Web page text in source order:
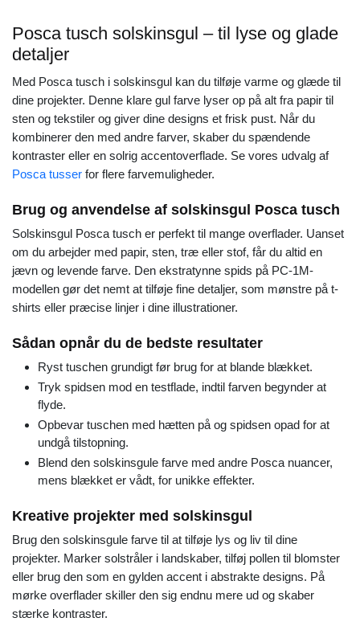
Posca tusch solskinsgul – til lyse og glade
detaljer
Med Posca tusch i solskinsgul kan du tilføje varme og glæde til
dine projekter. Denne klare gul farve lyser op på alt fra papir til
sten og tekstiler og giver dine designs et frisk pust. Når du
kombinerer den med andre farver, skaber du spændende
kontraster eller en solrig accentoverflade. Se vores udvalg af
Posca tusser for flere farvemuligheder.
Brug og anvendelse af solskinsgul Posca tusch
Solskinsgul Posca tusch er perfekt til mange overflader. Uanset
om du arbejder med papir, sten, træ eller stof, får du altid en
jævn og levende farve. Den ekstratynne spids på PC-1M-
modellen gør det nemt at tilføje fine detaljer, som mønstre på t-
shirts eller præcise linjer i dine illustrationer.
Sådan opnår du de bedste resultater
Ryst tuschen grundigt før brug for at blande blækket.
Tryk spidsen mod en testflade, indtil farven begynder at
flyde.
Opbevar tuschen med hætten på og spidsen opad for at
undgå tilstopning.
Blend den solskinsgule farve med andre Posca nuancer,
mens blækket er vådt, for unikke effekter.
Kreative projekter med solskinsgul
Brug den solskinsgule farve til at tilføje lys og liv til dine
projekter. Marker solstråler i landskaber, tilføj pollen til blomster
eller brug den som en gylden accent i abstrakte designs. På
mørke overflader skiller den sig endnu mere ud og skaber
stærke kontraster.